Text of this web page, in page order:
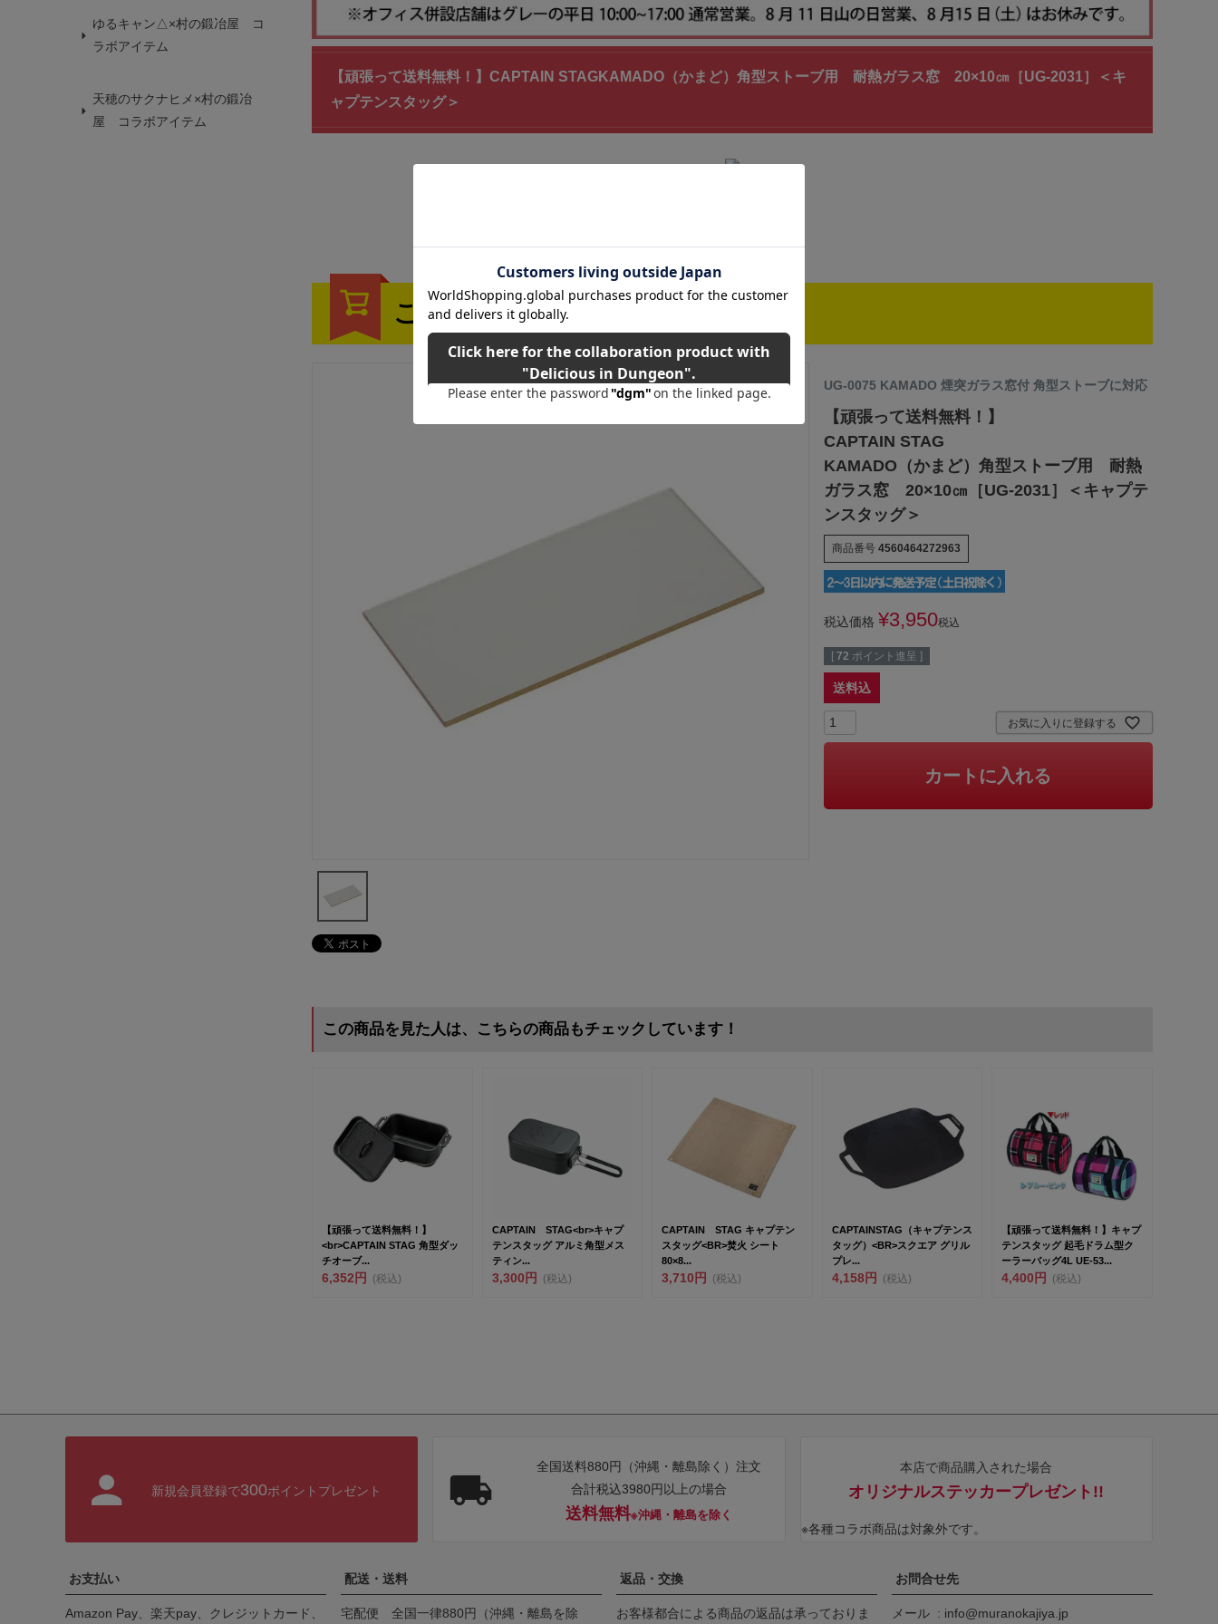
ゆるキャン△×村の鍛冶屋 コ
ラボアイテム
天穂のサクナヒメ×村の鍛冶
屋 コラボアイテム
【頑張って送料無料！】CAPTAIN STAGKAMADO（かまど）角型ストーブ用 耐熱ガラス窓 20×10㎝［UG-2031］＜キ
ャプテンスタッグ＞
ご購入はこちら！
UG-0075 KAMADO 煙突ガラス窓付 角型ストーブに対応
【頑張って送料無料！】
CAPTAIN STAG
KAMADO（かまど）角型ストーブ用 耐熱
ガラス窓 20×10㎝［UG-2031］＜キャプテ
ンスタッグ＞
商品番号 4560464272963
税込価格 ¥3,950税込
[ 72 ポイント進呈 ]
送料込
お気に入りに登録する
カートに入れる
この商品を見た人は、こちらの商品もチェックしています！
【頑張って送料無料！】
<br>CAPTAIN STAG 角型ダッ
チオーブ...
6,352円 (税込)
CAPTAIN STAG<br>キャプ
テンスタッグ アルミ角型メス
ティン...
3,300円 (税込)
CAPTAIN STAG キャプテン
スタッグ<BR>焚火 シート
80×8...
3,710円 (税込)
CAPTAINSTAG（キャプテンス
タッグ）<BR>スクエア グリル
プレ...
4,158円 (税込)
【頑張って送料無料！】キャプ
テンスタッグ 起毛ドラム型ク
ーラーバッグ4L UE-53...
4,400円 (税込)
新規会員登録で300ポイントプレゼント
全国送料880円（沖縄・離島除く）注文
合計税込3980円以上の場合
送料無料※沖縄・離島を除く
本店で商品購入された場合
オリジナルステッカープレゼント!!
※各種コラボ商品は対象外です。
お支払い
Amazon Pay、楽天pay、クレジットカード、
配送・送料
宅配便 全国一律880円（沖縄・離島を除
返品・交換
お客様都合による商品の返品は承っておりま
お問合せ先
メール info@muranokajiya.jp